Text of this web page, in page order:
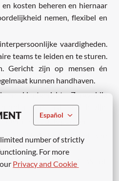
Español
number of strictly
For more
Privacy and Cookie
kosten beheren en hiernaar
nemen, flexibel en
vaardigheden.
teams te leiden en te sturen.
Gericht zijn op mensen én
kunnen handhaven.
en klantgericht. Zorgvuldig
en servicegericht zijn
met sociale partners.
het Nederlands. Kennis van
MS-Excel, Word,